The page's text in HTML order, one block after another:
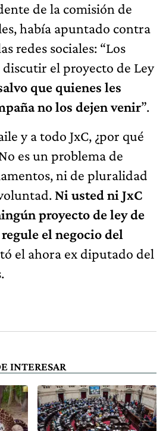
de la comisión de
había apuntado contra
redes sociales: “Los
discutir el proyecto de Ley
que quienes les
no los dejen venir”.
y a todo JxC, ¿por qué
es un problema de
ni de pluralidad
Ni usted ni JxC
proyecto de ley de
el negocio del
el ahora ex diputado del
INTERESAR